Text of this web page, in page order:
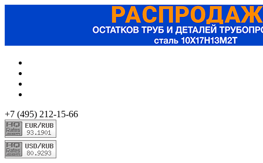
+7 (495) 212-15-66